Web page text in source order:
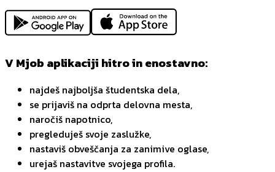
V Mjob aplikaciji hitro in enostavno:
najdeš najboljša študentska dela,
se prijaviš na odprta delovna mesta,
naročiš napotnico,
pregleduješ svoje zaslužke,
nastaviš obveščanja za zanimive oglase,
urejaš nastavitve svojega profila.